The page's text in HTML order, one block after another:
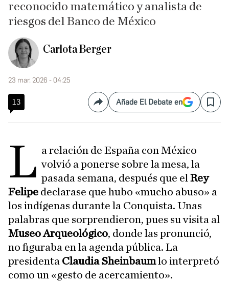
reconocido matemático y analista de
riesgos del Banco de México
Carlota Berger
23 mar. 2026 - 04:25
13 CompartirAñade El Debate en Save
L a relación de España con México
volvió a ponerse sobre la mesa, la
pasada semana, después que elRey
Felipe declarase que hubo «mucho abuso» a
los indígenas durante la Conquista. Unas
palabras que sorprendieron, pues su visita al
Museo Arqueológico, donde las pronunció,
no figuraba en la agenda pública. La
presidenta Claudia Sheinbaumlo interpretó
como un «gesto de acercamiento».